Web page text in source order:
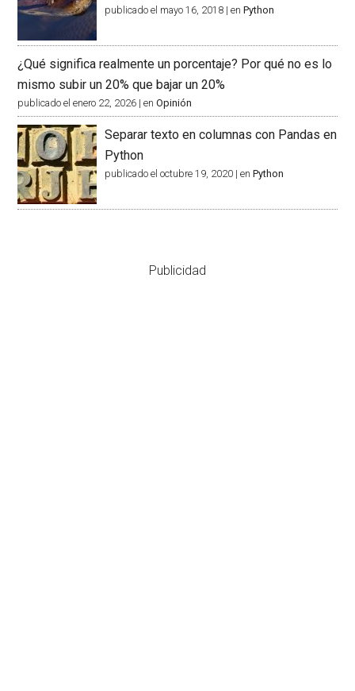
publicado el mayo 16, 2018 |enPython
¿Qué significa realmente un porcentaje? Por qué no es lo
mismo subir un 20% que bajar un 20%
publicado el enero 22, 2026 |enOpinión
Separar texto en columnas con Pandas en
Python
publicado el octubre 19, 2020 |enPython
Publicidad